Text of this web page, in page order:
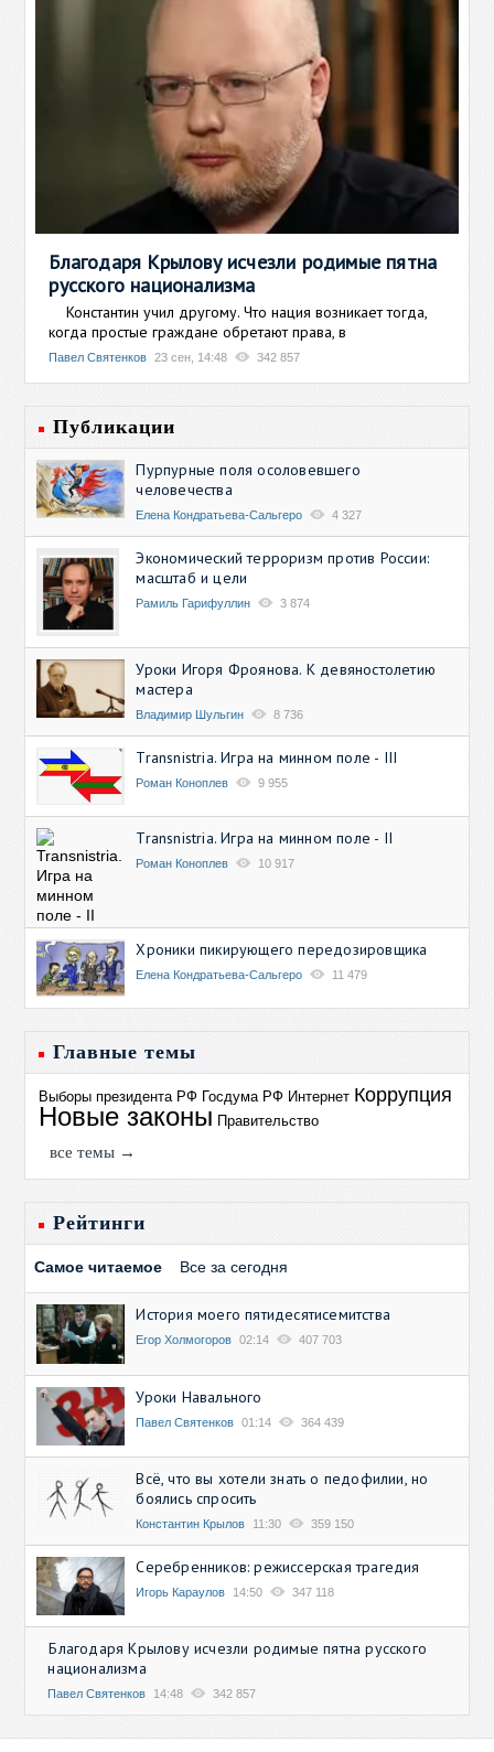
Благодаря Крылову исчезли родимые пятна
русского национализма
Константин учил другому. Что нация возникает тогда,
когда простые граждане обретают права, в
Павел Святенков 23 сен, 14:48 342 857
Публикации
Пурпурные поля осоловевшего
человечества
Елена Кондратьева-Сальгеро 4 327
Экономический терроризм против России:
масштаб и цели
Рамиль Гарифуллин 3 874
Уроки Игоря Фроянова. К девяностолетию
мастера
Владимир Шульгин 8 736
Transnistria. Игра на минном поле - III
Роман Коноплев 9 955
Transnistria. Игра на минном поле - II
Роман Коноплев 10 917
Хроники пикирующего передозировщика
Елена Кондратьева-Сальгеро 11 479
Главные темы
Выборы президента РФ Госдума РФ Интернет Коррупция
Новые законы Правительство
все темы →
Рейтинги
Самое читаемое Все за сегодня
История моего пятидесятисемитства
Егор Холмогоров 02:14 407 703
Уроки Навального
Павел Святенков 01:14 364 439
Всё, что вы хотели знать о педофилии, но
боялись спросить
Константин Крылов 11:30 359 150
Серебренников: режиссерская трагедия
Игорь Караулов 14:50 347 118
Благодаря Крылову исчезли родимые пятна русского
национализма
Павел Святенков 14:48 342 857